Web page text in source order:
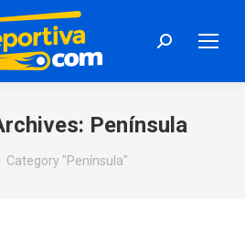
Search:
Península
Category "Península"